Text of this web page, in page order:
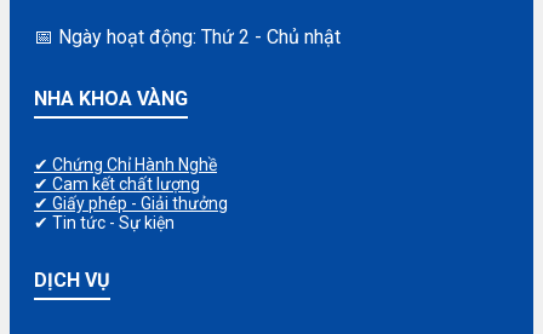
📅 Ngày hoạt động: Thứ 2 - Chủ nhật
NHA KHOA VÀNG
✔ Chứng Chỉ Hành Nghề
✔ Cam kết chất lượng
✔ Giấy phép - Giải thưởng
✔ Tin tức - Sự kiện
DỊCH VỤ